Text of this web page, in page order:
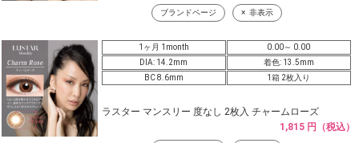
ブランドページ 非表示
1ヶ月 1month
0.00～ 0.00
DIA: 14.2mm
着色: 13.5mm
BC 8.6mm
1箱 2枚入り
ラスター マンスリー 度なし 2枚入 チャームローズ
1,815 円（税込）